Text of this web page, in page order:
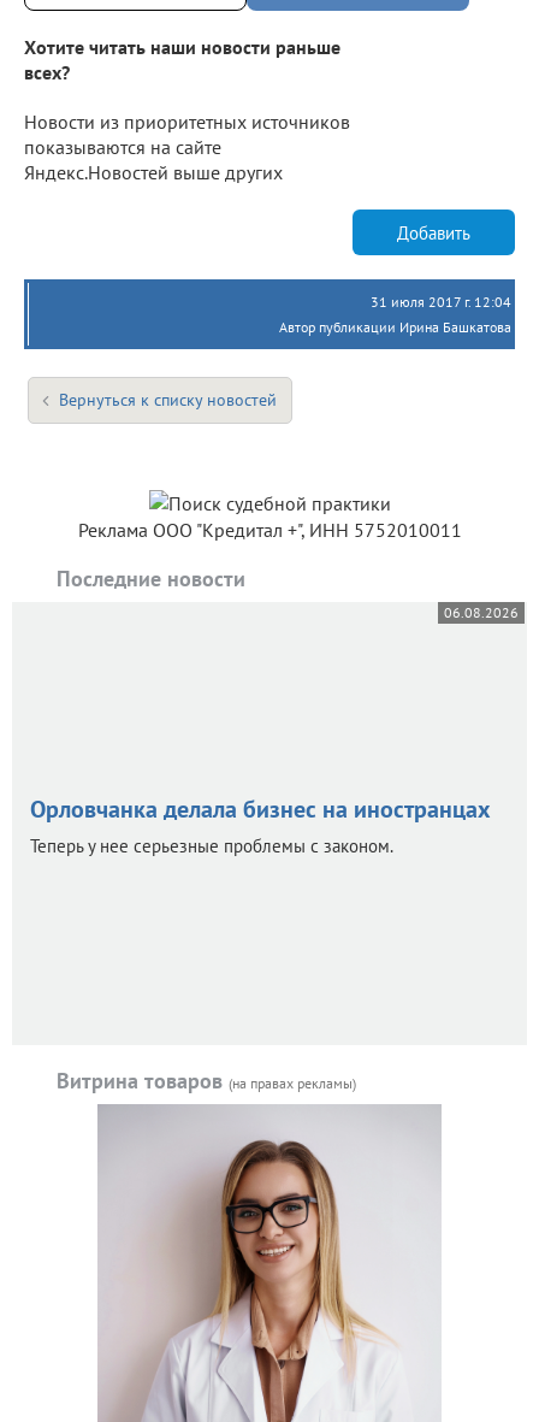
Хотите читать наши новости раньше
всех?
Новости из приоритетных источников
показываются на сайте
Яндекс.Новостей выше других
Добавить
31 июля 2017 г. 12:04
Автор публикации Ирина Башкатова
Вернуться к списку новостей
Реклама ООО "Кредитал +", ИНН 5752010011
Последние новости
06.08.2026
Орловчанка делала бизнес на иностранцах
Теперь у нее серьезные проблемы с законом.
Витрина товаров (на правах рекламы)